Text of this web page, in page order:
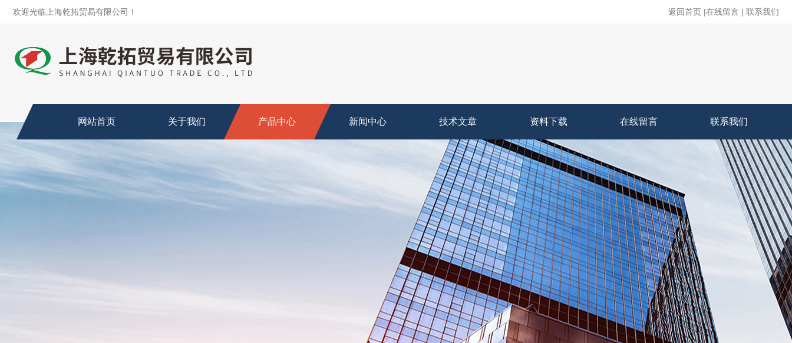
欢迎光临上海乾拓贸易有限公司！ 返回首页 |在线留言 | 联系我们
网站首页 关于我们 产品中心 新闻中心 技术文章 资料下载 在线留言 联系我们